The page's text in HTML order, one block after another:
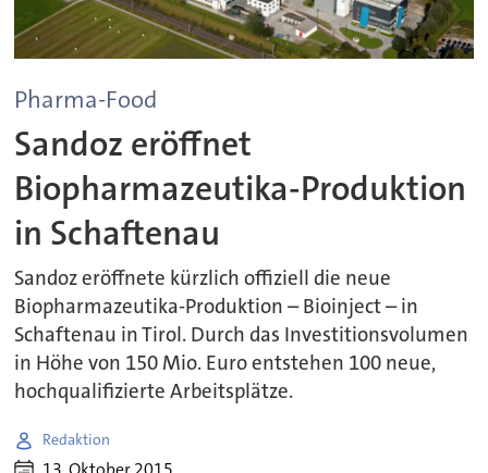
Pharma-Food
Sandoz eröffnet
Biopharmazeutika-Produktion
in Schaftenau
Sandoz eröffnete kürzlich offiziell die neue
Biopharmazeutika-Produktion – Bioinject – in
Schaftenau in Tirol. Durch das Investitionsvolumen
in Höhe von 150 Mio. Euro entstehen 100 neue,
hochqualifizierte Arbeitsplätze.
Redaktion